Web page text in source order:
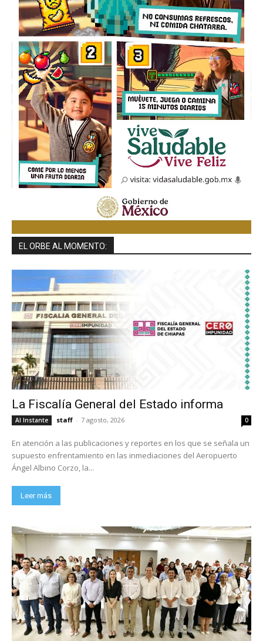
EL ORBE AL MOMENTO:
La Fiscalía General del Estado informa
Al Instante staff - 7 agosto, 2026 0
En atención a las publicaciones y reportes en los que se señala un
supuesto enfrentamiento en las inmediaciones del Aeropuerto
Ángel Albino Corzo, la...
Leer más